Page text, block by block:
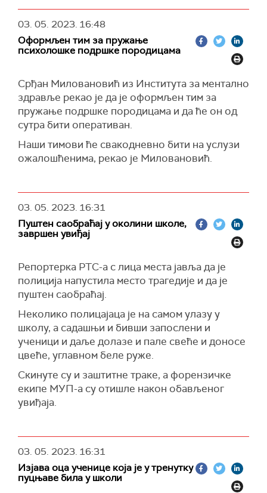
Стевановић.
Свако зна, додаје, за велики број оставинских
поступака, где у заоставштину улази ватрено
оружје.
дешава", указује Стевановић.
Једно је, наводи, кривица, а друго је
одговорност.
“Узмите за пример филмове, игрице и серије.
Постоји један амбијент агресије у друштву,
духовит начин се забављати“, каже
Стевановић.
да делују, напомиње.
"Мора да се пође од премисе да ако се некоме
понашању детета, не значи да је лоше, већ да
му треба подршка", каже Стевановић.
03. 05. 2023. 16:48
Оформљен тим за пружање
психолошке подршке породицама
Срђан Миловановић из Института за ментално
здравље рекао је да је оформљен тим за
пружање подршке породицама и да ће он од
сутра бити оперативан.
Наши тимови ће свакодневно бити на услузи
ожалошћенима, рекао је Миловановић.
03. 05. 2023. 16:31
Пуштен саобраћај у околини школе,
завршен увиђај
Репортерка РТС-а с лица места јавља да је
полиција напустила место трагедије и да је
пуштен саобраћај.
Неколико полицајаца је на самом улазу у
школу, а садашњи и бивши запослени и
ученици и даље долазе и пале свеће и доносе
цвеће, углавном беле руже.
Скинуте су и заштитне траке, а форензичке
екипе МУП-а су отишле након обављеног
увиђаја.
03. 05. 2023. 16:31
Изјава оца ученице која је у тренутку
пуцњаве била у школи